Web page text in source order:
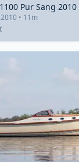
• 11m